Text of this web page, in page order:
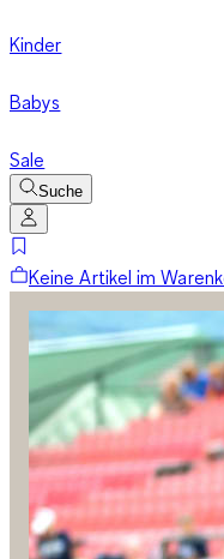
Kinder
Babys
Sale
Suche
Keine Artikel im